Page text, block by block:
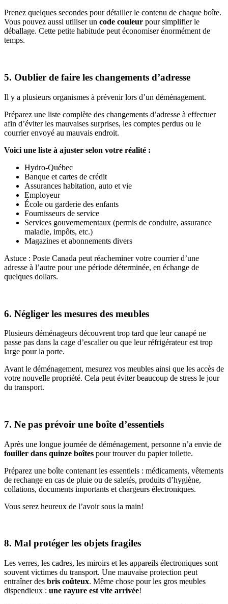
Prenez quelques secondes pour détailler le contenu de chaque boîte.
Vous pouvez aussi utiliser un code couleur pour simplifier le
déballage. Cette petite habitude peut économiser énormément de
temps.
5. Oublier de faire les changements d’adresse
Il y a plusieurs organismes à prévenir lors d’un déménagement.
Préparez une liste complète des changements d’adresse à effectuer
afin d’éviter les mauvaises surprises, les comptes perdus ou le
courrier envoyé au mauvais endroit.
Voici une liste à ajuster selon votre réalité :
Hydro-Québec
Banque et cartes de crédit
Assurances habitation, auto et vie
Employeur
École ou garderie des enfants
Fournisseurs de service
Services gouvernementaux (permis de conduire, assurance
maladie, impôts, etc.)
Magazines et abonnements divers
Astuce : Poste Canada peut réacheminer votre courrier d’une
adresse à l’autre pour une période déterminée, en échange de
quelques dollars.
6. Négliger les mesures des meubles
Plusieurs déménageurs découvrent trop tard que leur canapé ne
passe pas dans la cage d’escalier ou que leur réfrigérateur est trop
large pour la porte.
Avant le déménagement, mesurez vos meubles ainsi que les accès de
votre nouvelle propriété. Cela peut éviter beaucoup de stress le jour
du transport.
7. Ne pas prévoir une boîte d’essentiels
Après une longue journée de déménagement, personne n’a envie de
fouiller dans quinze boîtes pour trouver du papier toilette.
Préparez une boîte contenant les essentiels : médicaments, vêtements
de rechange en cas de pluie ou de saletés, produits d’hygiène,
collations, documents importants et chargeurs électroniques.
Vous serez heureux de l’avoir sous la main!
8. Mal protéger les objets fragiles
Les verres, les cadres, les miroirs et les appareils électroniques sont
souvent victimes du transport. Une mauvaise protection peut
entraîner des bris coûteux. Même chose pour les gros meubles
dispendieux : une rayure est vite arrivée!